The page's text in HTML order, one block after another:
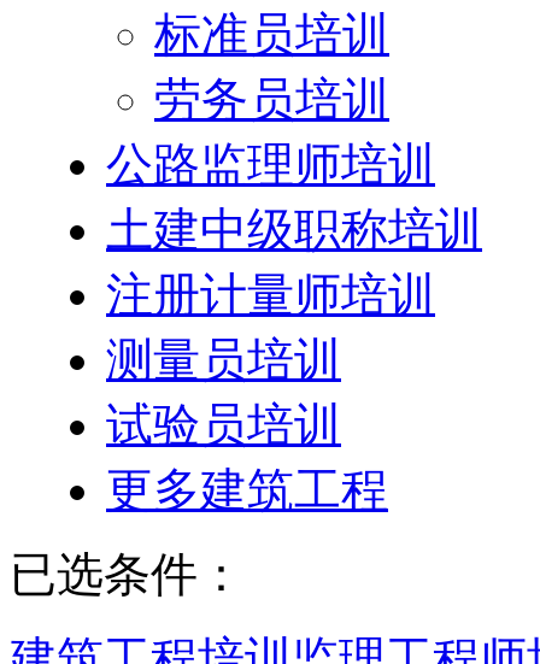
标准员培训
劳务员培训
公路监理师培训
土建中级职称培训
注册计量师培训
测量员培训
试验员培训
更多建筑工程
已选条件：